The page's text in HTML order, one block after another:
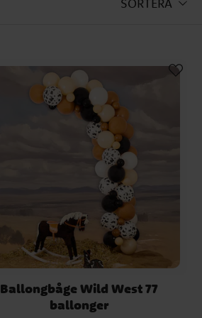
Ballongbåge Wild West 77
ballonger